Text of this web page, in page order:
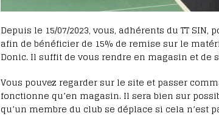
Depuis le 15/07/2023, vous, adhérents du TT
afin de bénéficier de 15% de remise sur le
Donic. Il suffit de vous rendre en magasin et
Vous pouvez regarder sur le site et passer
fonctionne qu’en magasin. Il sera bien sur
qu’un membre du club se déplace si cela n’est